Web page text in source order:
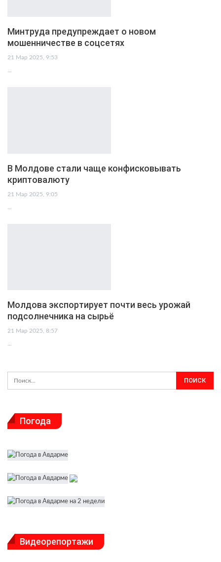
Минтруда предупреждает о новом
мошенничестве в соцсетях
21 Мар 2025, 9:53
…
В Молдове стали чаще конфисковывать
криптовалюту
21 Мар 2025, 9:05
Молдова экспортирует почти весь урожай
подсолнечника на сырьё
21 Мар 2025, 8:57
…
Погода
Видеорепортажи